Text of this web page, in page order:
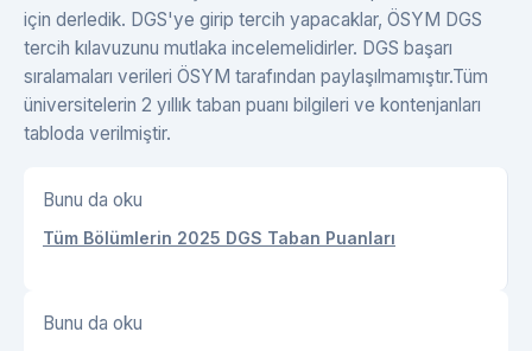
için derledik. DGS'ye girip tercih yapacaklar, ÖSYM DGS
tercih kılavuzunu mutlaka incelemelidirler. DGS başarı
sıralamaları verileri ÖSYM tarafından paylaşılmamıştır.Tüm
üniversitelerin 2 yıllık taban puanı bilgileri ve kontenjanları
tabloda verilmiştir.
Bunu da oku
Tüm Bölümlerin 2025 DGS Taban Puanları
Bunu da oku